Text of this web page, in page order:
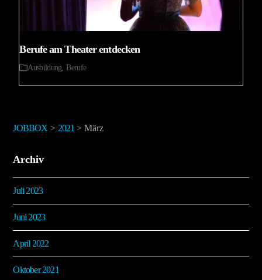
Berufe am Theater entdecken
Ausbildung, Berufe
JOBBOX > 2021 >März
Archiv
Juli 2023
Juni 2023
April 2022
Oktober 2021